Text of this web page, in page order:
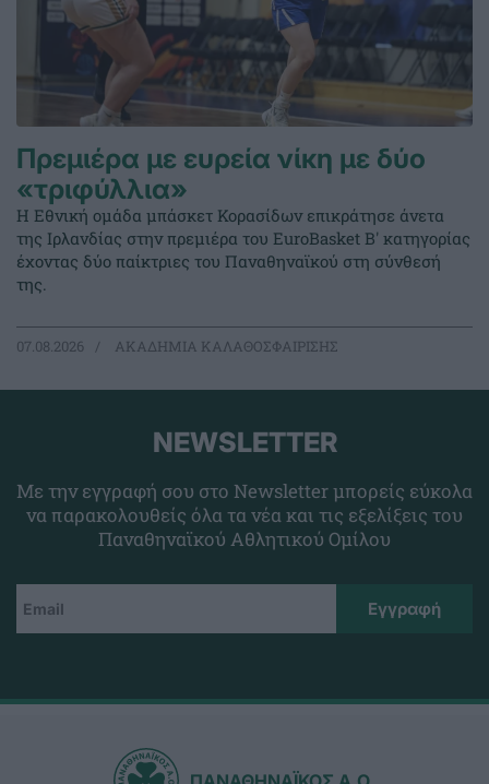
Πρεμιέρα με ευρεία νίκη με δύο
«τριφύλλια»
Η Εθνική ομάδα μπάσκετ Κορασίδων επικράτησε άνετα
της Ιρλανδίας στην πρεμιέρα του EuroBasket Β' κατηγορίας
έχοντας δύο παίκτριες του Παναθηναϊκού στη σύνθεσή
της.
07.08.2026 ΑΚΑΔΗΜΙΑ ΚΑΛΑΘΟΣΦΑΙΡΙΣΗΣ
NEWSLETTER
Με την εγγραφή σου στο Newsletter μπορείς εύκολα
να παρακολουθείς όλα τα νέα και τις εξελίξεις του
Παναθηναϊκού Αθλητικού Ομίλου